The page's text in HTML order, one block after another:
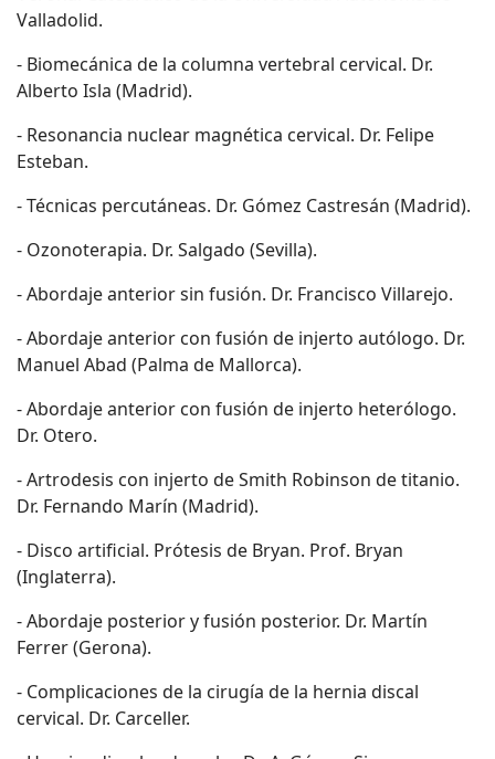
Valladolid.
- Biomecánica de la columna vertebral cervical. Dr.
Alberto Isla (Madrid).
- Resonancia nuclear magnética cervical. Dr. Felipe
Esteban.
- Técnicas percutáneas. Dr. Gómez Castresán (Madrid).
- Ozonoterapia. Dr. Salgado (Sevilla).
- Abordaje anterior sin fusión. Dr. Francisco Villarejo.
- Abordaje anterior con fusión de injerto autólogo. Dr.
Manuel Abad (Palma de Mallorca).
- Abordaje anterior con fusión de injerto heterólogo.
Dr. Otero.
- Artrodesis con injerto de Smith Robinson de titanio.
Dr. Fernando Marín (Madrid).
- Disco artificial. Prótesis de Bryan. Prof. Bryan
(Inglaterra).
- Abordaje posterior y fusión posterior. Dr. Martín
Ferrer (Gerona).
- Complicaciones de la cirugía de la hernia discal
cervical. Dr. Carceller.